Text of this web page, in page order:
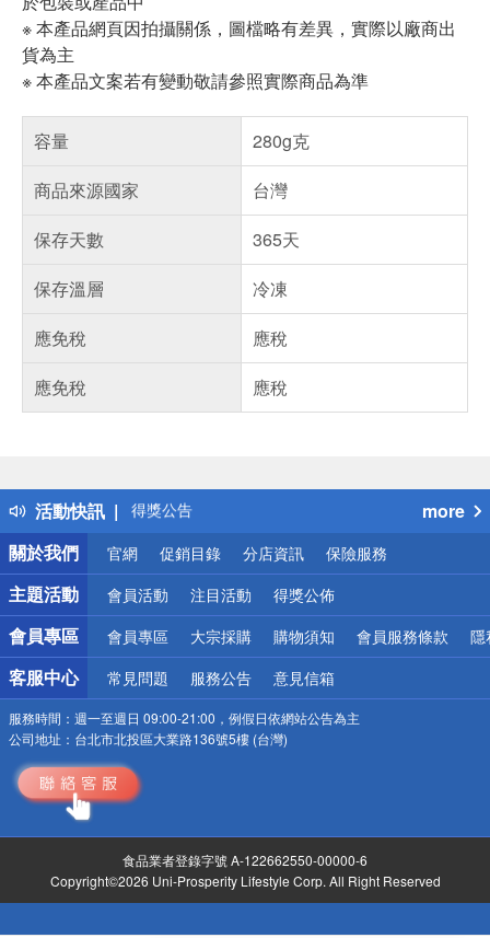
※ 本產品網頁因拍攝關係，圖檔略有差異，實際以廠商出
貨為主
※ 本產品文案若有變動敬請參照實際商品為準
容量
280g克
商品來源國家
台灣
保存天數
365天
保存溫層
冷凍
應免稅
應稅
應免稅
應稅
活動快訊
得獎公告
熱門話題
銀行優惠
偏遠地區配送
詐騙網頁！請小心！
more
關於我們
官網 促銷目錄 分店資訊 保險服務
主題活動 會員活動 注目活動 得獎公佈
會員專區 會員專區 大宗採購 購物須知 會員服務條款 隱
客服中心 常見問題 服務公告 意見信箱
服務時間： 週一至週日 09:00-21:00，例假日依網站公告為主
公司地址： 台北市北投區大業路136號5樓 (台灣)
食品業者登錄字號 A-122662550-00000-6
Copyright©2026 Uni-Prosperity Lifestyle Corp. All Right Reserved